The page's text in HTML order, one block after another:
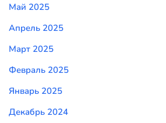
Май 2025
Апрель 2025
Март 2025
Февраль 2025
Январь 2025
Декабрь 2024